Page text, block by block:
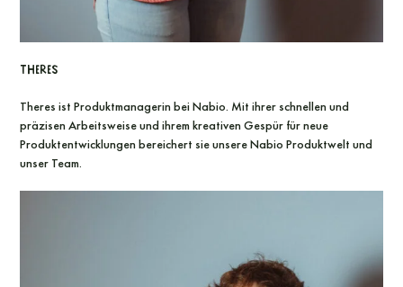
Theres
Theres ist Produktmanagerin bei Nabio. Mit ihrer schnellen und
präzisen Arbeitsweise und ihrem kreativen Gespür für neue
Produktentwicklungen bereichert sie unsere Nabio Produktwelt und
unser Team.